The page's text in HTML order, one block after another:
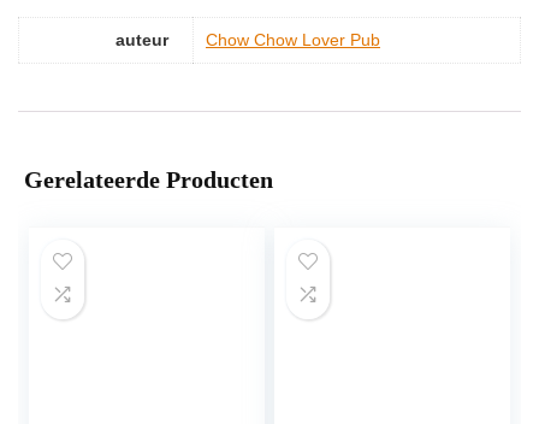
auteur Chow Chow Lover Pub
Gerelateerde Producten